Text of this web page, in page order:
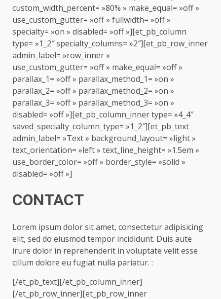
custom_width_percent= »80% » make_equal= »off »
use_custom_gutter= »off » fullwidth= »off »
specialty= »on » disabled= »off »][et_pb_column
type= »1_2″ specialty_columns= »2″][et_pb_row_inner
admin_label= »row_inner »
use_custom_gutter= »off » make_equal= »off »
parallax_1= »off » parallax_method_1= »on »
parallax_2= »off » parallax_method_2= »on »
parallax_3= »off » parallax_method_3= »on »
disabled= »off »][et_pb_column_inner type= »4_4″
saved_specialty_column_type= »1_2″][et_pb_text
admin_label= »Text » background_layout= »light »
text_orientation= »left » text_line_height= »1.5em »
use_border_color= »off » border_style= »solid »
disabled= »off »]
CONTACT
Lorem ipsum dolor sit amet, consectetur adipisicing
elit, sed do eiusmod tempor incididunt. Duis aute
irure dolor in reprehenderit in voluptate velit esse
cillum dolore eu fugiat nulla pariatur. :
[/et_pb_text][/et_pb_column_inner]
[/et_pb_row_inner][et_pb_row_inner